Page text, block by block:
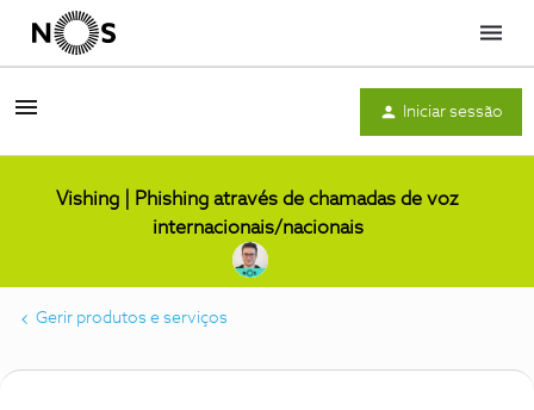
Menu
Iniciar sessão
Vishing | Phishing através de chamadas de voz
internacionais/nacionais
Gerir produtos e serviços